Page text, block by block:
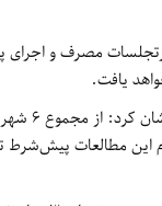
مصرف و اجرای
یافت.
مدیرعامل
این مطالعات پیش‌شرط